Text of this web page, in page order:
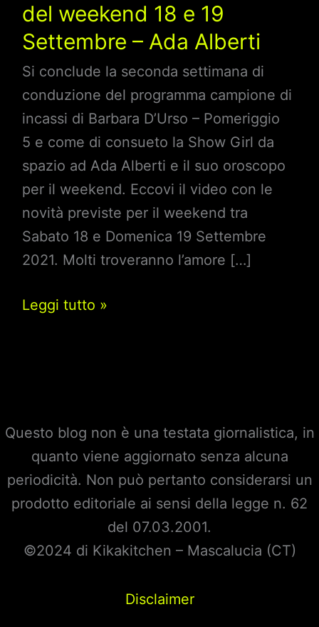
del weekend 18 e 19
Settembre – Ada Alberti
Si conclude la seconda settimana di
conduzione del programma campione di
incassi di Barbara D’Urso – Pomeriggio
5 e come di consueto la Show Girl da
spazio ad Ada Alberti e il suo oroscopo
per il weekend. Eccovi il video con le
novità previste per il weekend tra
Sabato 18 e Domenica 19 Settembre
2021. Molti troveranno l’amore […]
Pomeriggio
Leggi tutto »
Questo blog non è una testata giornalistica, in
quanto viene aggiornato senza alcuna
periodicità. Non può pertanto considerarsi un
prodotto editoriale ai sensi della legge n. 62
del 07.03.2001.
©2024 di Kikakitchen – Mascalucia (CT)
Disclaimer